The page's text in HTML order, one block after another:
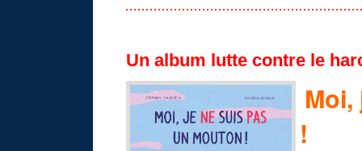
Un album lutte contre le
!